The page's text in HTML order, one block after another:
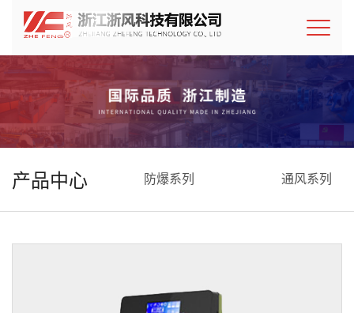
产品中心 防爆系列 通风系列